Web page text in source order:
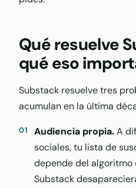
Qué resuelve
qué eso
Substack resuelve tres
acumulan en la última
Audiencia propia.A
sociales, tu lista de
depende del algoritmo
Substack